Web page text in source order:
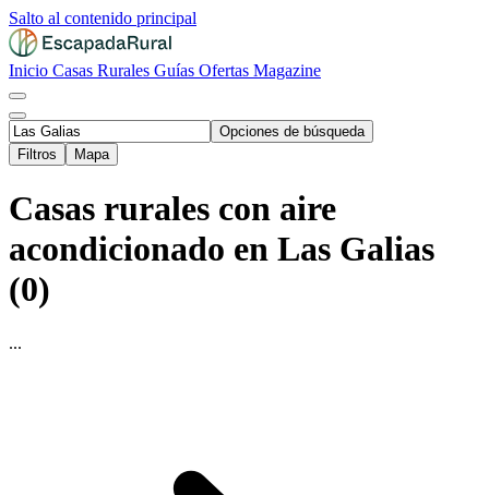
Salto al contenido principal
Inicio Casas Rurales Guías Ofertas Magazine
Opciones de búsqueda
Filtros
Mapa
Casas rurales con aire
acondicionado en Las Galias
(0)
...